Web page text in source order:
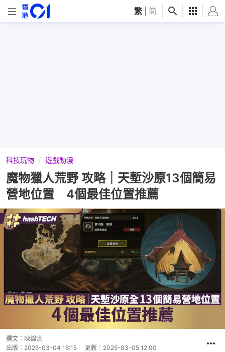
繁 简
科技玩物 遊戲動漫
魔物獵人荒野 攻略｜天塹沙原13個簡易
營地位置 4個最佳位置推薦
撰文： 陳錦洪
出版： 2025-03-04 16:15 更新： 2025-03-05 12:00